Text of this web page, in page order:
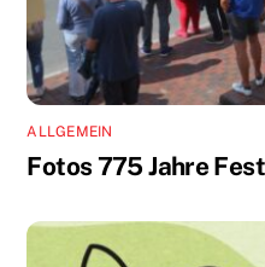
ALLGEMEIN
Fotos 775 Jahre